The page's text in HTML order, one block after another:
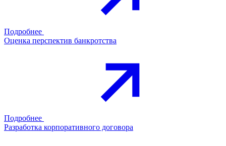
Подробнее
Оценка перспектив банкротства
Подробнее
Разработка корпоративного договора